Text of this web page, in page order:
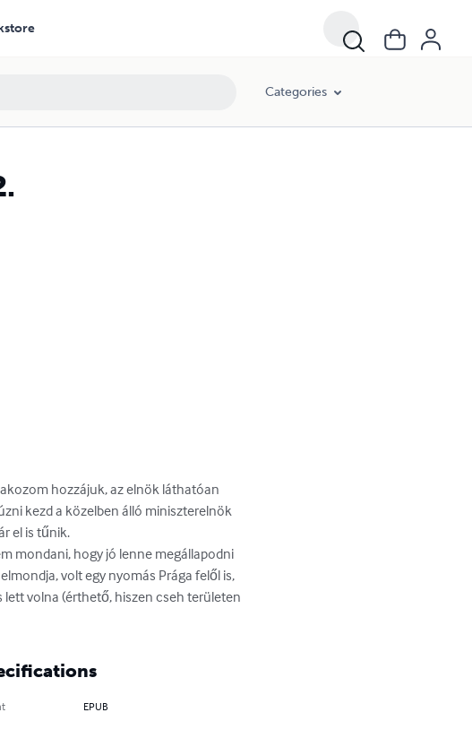
Categories
hozzájuk, az elnök láthatóan
kezd a közelben álló miniszterelnök
el is tűnik.
mondani, hogy jó lenne megállapodni
volt egy nyomás Prága felől is,
volna (érthető, hiszen cseh területen
EPUB